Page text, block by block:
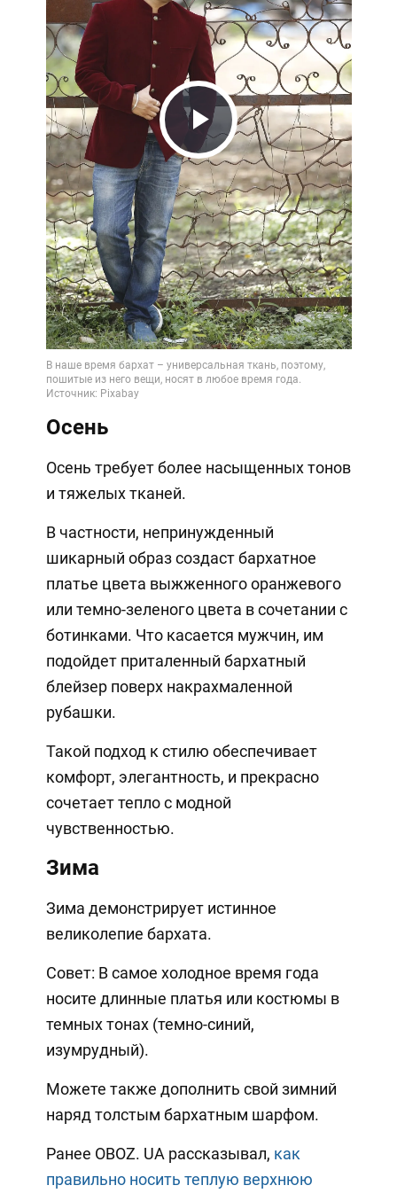
Play
Video
Осень
Осень требует более насыщенных тонов
и тяжелых тканей.
В частности, непринужденный
шикарный образ создаст бархатное
платье цвета выжженного оранжевого
или темно-зеленого цвета в сочетании с
ботинками. Что касается мужчин, им
подойдет приталенный бархатный
блейзер поверх накрахмаленной
рубашки.
Такой подход к стилю обеспечивает
комфорт, элегантность, и прекрасно
сочетает тепло с модной
чувственностью.
Зима
Зима демонстрирует истинное
великолепие бархата.
Совет: В самое холодное время года
носите длинные платья или костюмы в
темных тонах (темно-синий,
изумрудный).
Можете также дополнить свой зимний
наряд толстым бархатным шарфом.
Ранее OBOZ. UA рассказывал, как
правильно носить теплую верхнюю